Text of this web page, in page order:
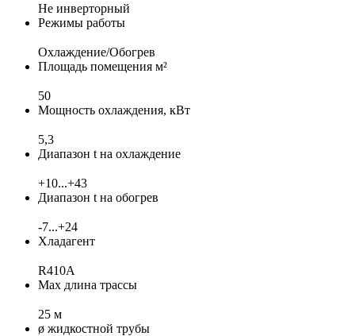
Не инверторный
Режимы работы
Охлаждение/Обогрев
Площадь помещения м²
50
Мощность охлаждения, кВт
5,3
Диапазон t на охлаждение
+10...+43
Диапазон t на обогрев
-7...+24
Хладагент
R410A
Max длина трассы
25 м
ø жидкостной трубы